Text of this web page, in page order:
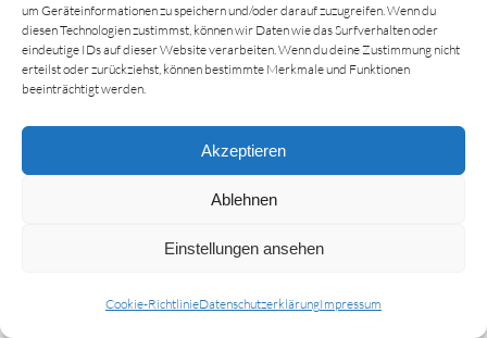
um Geräteinformationen zu speichern und/oder darauf zuzugreifen. Wenn du
diesen Technologien zustimmst, können wir Daten wie das Surfverhalten oder
eindeutige IDs auf dieser Website verarbeiten. Wenn du deine Zustimmung nicht
erteilst oder zurückziehst, können bestimmte Merkmale und Funktionen
beeinträchtigt werden.
Akzeptieren
Ablehnen
Einstellungen ansehen
Cookie-RichtlinieDatenschutzerklärungImpressum
Auf welcher Rechtsgrundlage verarbeiten wir Ihre
Daten?
Wir sind rechtlich verpflichtet, für den Einsatz
bestimmter Cookies die Einwilligung unserer
zu erfüllen, setzen wir Complianz ein.
Rechtsgrundlage der Datenverarbeitung ist somit